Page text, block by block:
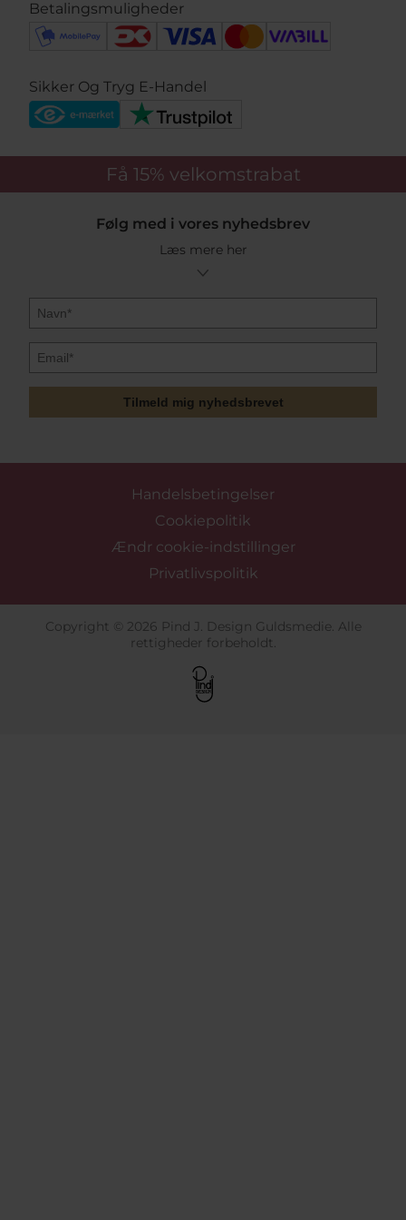
Svendborg.
Uanset om du søger en Julie Sandlau Prime ring, en
farverig Primini ring eller en klassisk model i sølv,
Betalingsmuligheder
Sikker Og Tryg E-Handel
Få 15% velkomstrabat
Følg med i vores nyhedsbrev
Læs mere her
Tilmeld mig nyhedsbrevet
Handelsbetingelser
Cookiepolitik
Ændr cookie-indstillinger
Privatlivspolitik
Copyright © 2026 Pind J. Design Guldsmedie. Alle
rettigheder forbeholdt.